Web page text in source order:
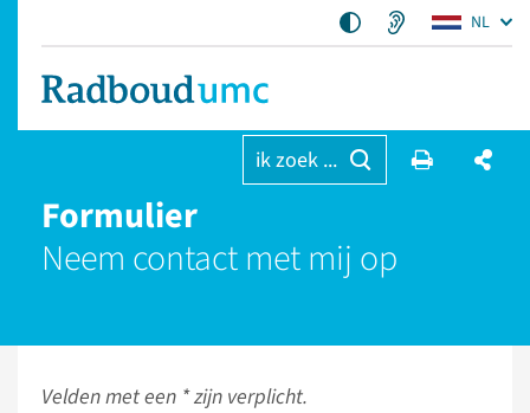
NL
ik zoek ...
Formulier
Neem contact met mij op
Velden met een * zijn verplicht.